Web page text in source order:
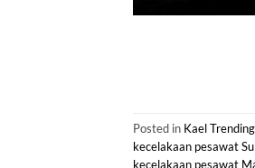
Posted in Kael Trending
kecelakaan pesawat
kecelakaan pesawat